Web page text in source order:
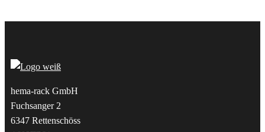
hema-rack GmbH
Fuchsanger 2
6347 Rettenschöss